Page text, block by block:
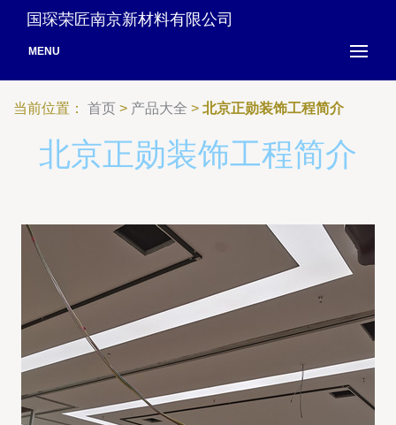
国琛荣匠南京新材料有限公司
MENU
当前位置： 首页 > 产品大全 > 北京正勋装饰工程简介
北京正勋装饰工程简介